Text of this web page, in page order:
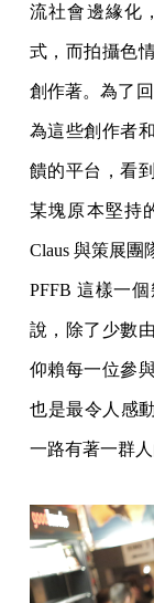
流社會邊緣化
式，而拍攝色
創作著。為了
為這些創作者
饋的平台，看
某塊原本堅持
Claus 與策展
PFFB 這樣一
說，除了少數
仰賴每一位參
也是最令人感
一路有著一群